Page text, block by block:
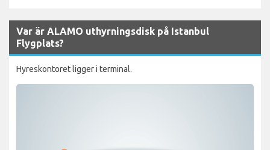
Var är ALAMO uthyrningsdisk på Istanbul
Flygplats?
Hyreskontoret ligger i terminal.